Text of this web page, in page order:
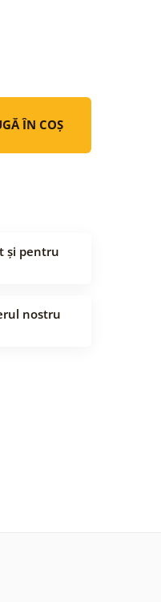
ÎN COȘ
și pentru
nostru